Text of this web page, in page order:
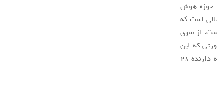
هزار اختراع را در حوزه هوش
است که
هزار اختراع بوده است. از سوی
نفر رسیده در صورتی که این
رقم برای کره جنوبی فقط 2 هزار و 600 نفر است. البته چین در این بخش از آمریکا که دارنده 28